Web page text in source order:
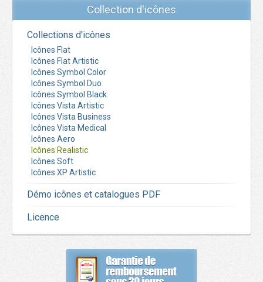
Collection d'icônes
Collections d'icônes
Icônes Flat
Icônes Flat Artistic
Icônes Symbol Color
Icônes Symbol Duo
Icônes Symbol Black
Icônes Vista Artistic
Icônes Vista Business
Icônes Vista Medical
Icônes Aero
Icônes Realistic
Icônes Soft
Icônes XP Artistic
Démo icônes et catalogues PDF
Licence